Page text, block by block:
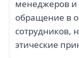
менеджеров и
обращение в
сотрудников,
этические